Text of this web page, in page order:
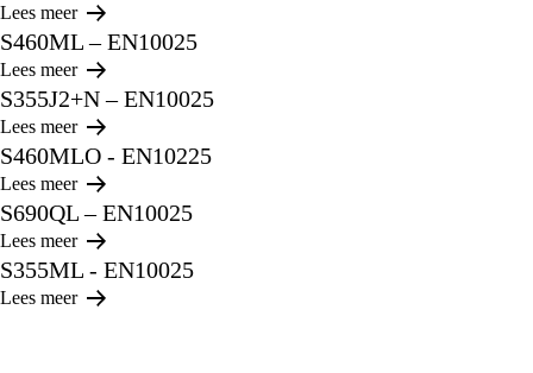
Lees meer
S460ML – EN10025
Lees meer
S355J2+N – EN10025
Lees meer
S460MLO - EN10225
Lees meer
S690QL – EN10025
Lees meer
S355ML - EN10025
Lees meer